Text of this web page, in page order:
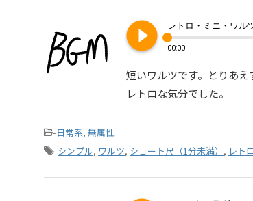
play_circle_filled レトロ・ミニ・ワル
00:00
短いワルツです。とりあ
レトロな気分でした。
-日常系, 無属性
-シンプル, ワルツ, ショート尺（1分未満） , レト